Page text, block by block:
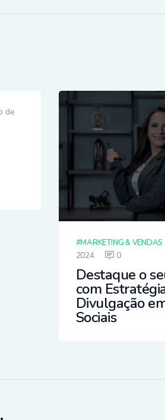
de
MARKETING & VENDAS
2024
0
Destaque o
com
Divulgação
Sociais